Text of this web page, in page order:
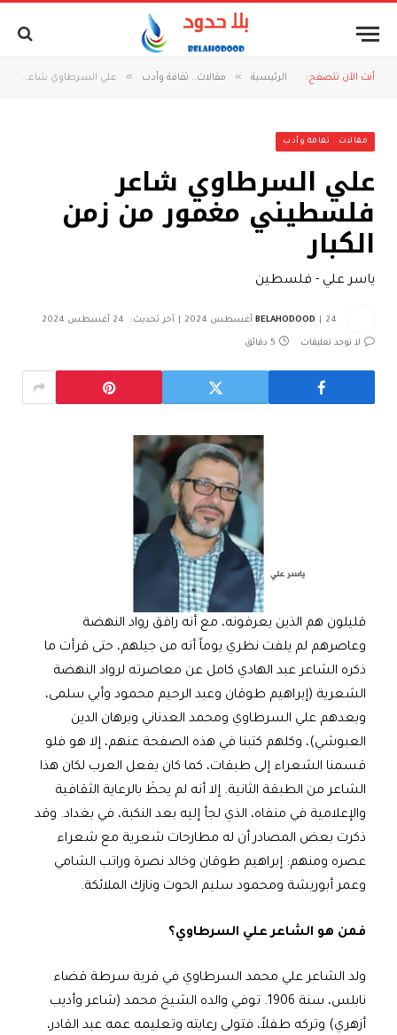
أنت الآن تتصفح: الرئيسية » مقالات.. ثقافة وأدب » علي السرطاوي شاعر فلسطيني مغمور من زمن الكبار
مقالات.. ثقافة وأدب
علي السرطاوي شاعر
فلسطيني مغمور من زمن
الكبار
ياسر علي - فلسطين
BELAHODOOD 24 أغسطس 2024 آخر تحديث: 24 أغسطس 2024
لا توجد تعليقات 5 دقائق
قليلون هم الذين يعرفونه، مع أنه رافق رواد النهضة
وعاصرهم لم يلفت نظري يوماً أنه من جيلهم، حتى قرأت ما
ذكره الشاعر عبد الهادي كامل عن معاصرته لرواد النهضة
الشعرية (إبراهيم طوقان وعبد الرحيم محمود وأبي سلمى،
وبعدهم علي السرطاوي ومحمد العدناني وبرهان الدين
العبوشي)، وكلهم كتبنا في هذه الصفحة عنهم، إلا هو فلو
قسمنا الشعراء إلى طبقات، كما كان يفعل العرب لكان هذا
الشاعر من الطبقة الثانية. إلا أنه لم يحظَ بالرعاية الثقافية
والإعلامية في منفاه، الذي لجأ إليه بعد النكبة، في بغداد. وقد
ذكرت بعض المصادر أن له مطارحات شعرية مع شعراء
عصره ومنهم: إبراهيم طوقان وخالد نصرة وراتب الشامي
وعمر أبوريشة ومحمود سليم الحوت ونازك الملائكة.
فمن هو الشاعر علي السرطاوي؟
ولد الشاعر علي محمد السرطاوي في قرية سرطة قضاء
نابلس، سنة 1906. توفي والده الشيخ محمد (شاعر وأديب
أزهري) وتركه طفلاً، فتولى رعايته وتعليمه عمه عبد القادر،